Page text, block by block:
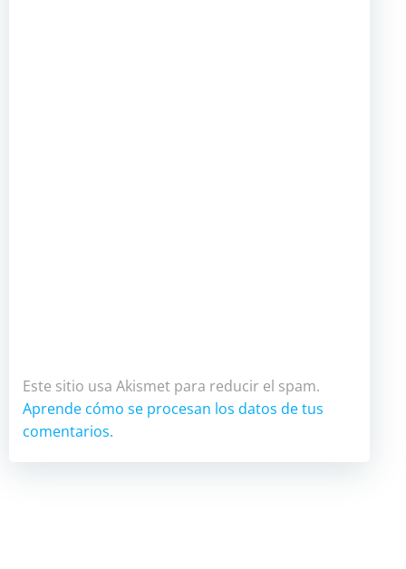
Este sitio usa Akismet para reducir el spam.
Aprende cómo se procesan los datos de tus
comentarios.